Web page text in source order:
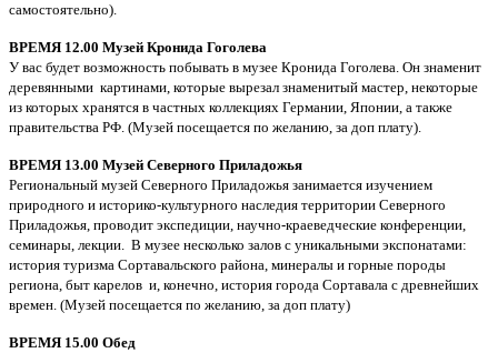
самостоятельно).
ВРЕМЯ 12.00 Музей Кронида Гоголева
У вас будет возможность побывать в музее Кронида Гоголева. Он знаменит
деревянными картинами, которые вырезал знаменитый мастер, некоторые
из которых хранятся в частных коллекциях Германии, Японии, а также
правительства РФ. (Музей посещается по желанию, за доп плату).
ВРЕМЯ 13.00 Музей Северного Приладожья
Региональный музей Северного Приладожья занимается изучением
природного и историко-культурного наследия территории Северного
Приладожья, проводит экспедиции, научно-краеведческие конференции,
семинары, лекции. В музее несколько залов с уникальными экспонатами:
история туризма Сортавальского района, минералы и горные породы
региона, быт карелов и, конечно, история города Сортавала с древнейших
времен. (Музей посещается по желанию, за доп плату)
ВРЕМЯ 15.00 Обед